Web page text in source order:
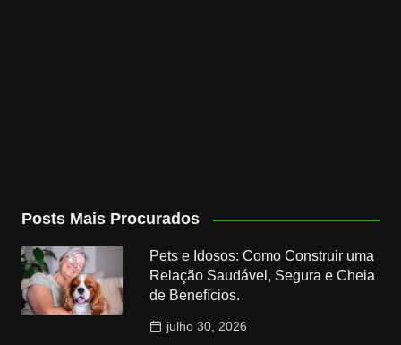
Posts Mais Procurados
Pets e Idosos: Como Construir uma
Relação Saudável, Segura e Cheia
de Benefícios.
julho 30, 2026